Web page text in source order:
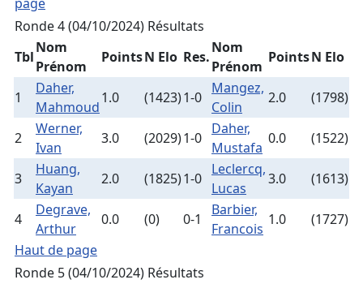
Ronde 4 (04/10/2024) Résultats
Tbl
Nom
Prénom
PointsN Elo Res.
Nom
Prénom
PointsN Elo
1
Daher,
Mahmoud
1.0 (1423)1-0
Mangez,
Colin
2.0 (1798)
2
Werner,
Ivan
3.0 (2029)1-0
Daher,
Mustafa
0.0 (1522)
3
Huang,
Kayan
2.0 (1825)1-0
Leclercq,
Lucas
3.0 (1613)
4
Degrave,
Arthur
0.0 (0) 0-1
Barbier,
Francois
1.0
(1727)
Haut de page
Ronde 5 (04/10/2024) Résultats